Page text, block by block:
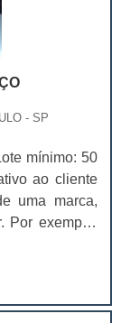
- SP
mínimo: 50
ao cliente
uma marca,
Por exemplo:
uma rede